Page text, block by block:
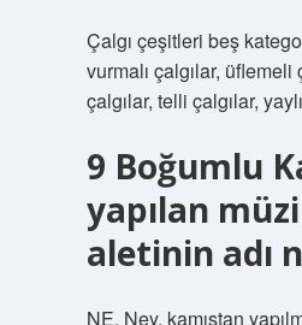
Çalgı çeşitleri beş
vurmalı çalgılar, üflemeli
çalgılar, telli çalgılar,
9 Boğumlu
yapılan
aletinin adı
NE. Ney, kamıştan